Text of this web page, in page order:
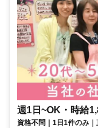
週1日~OK・時給
資格不問｜1日1件のみ